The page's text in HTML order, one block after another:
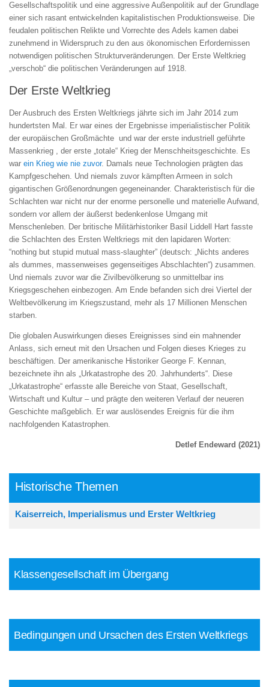
Gesellschaftspolitik und eine aggressive Außenpolitik auf der Grundlage
einer sich rasant entwickelnden kapitalistischen Produktionsweise. Die
feudalen politischen Relikte und Vorrechte des Adels kamen dabei
zunehmend in Widerspruch zu den aus ökonomischen Erfordernissen
notwendigen politischen Strukturveränderungen. Der Erste Weltkrieg
„verschob“ die politischen Veränderungen auf 1918.
Der Erste Weltkrieg
Der Ausbruch des Ersten Weltkriegs jährte sich im Jahr 2014 zum
hundertsten Mal. Er war eines der Ergebnisse imperialistischer Politik
der europäischen Großmächte und war der erste industriell geführte
Massenkrieg , der erste „totale“ Krieg der Menschheitsgeschichte. Es
war ein Krieg wie nie zuvor. Damals neue Technologien prägten das
Kampfgeschehen. Und niemals zuvor kämpften Armeen in solch
gigantischen Größenordnungen gegeneinander. Charakteristisch für die
Schlachten war nicht nur der enorme personelle und materielle Aufwand,
sondern vor allem der äußerst bedenkenlose Umgang mit
Menschenleben. Der britische Militärhistoriker Basil Liddell Hart fasste
die Schlachten des Ersten Weltkriegs mit den lapidaren Worten:
“nothing but stupid mutual mass-slaughter” (deutsch: „Nichts anderes
als dummes, massenweises gegenseitiges Abschlachten“) zusammen.
Und niemals zuvor war die Zivilbevölkerung so unmittelbar ins
Kriegsgeschehen einbezogen. Am Ende befanden sich drei Viertel der
Weltbevölkerung im Kriegszustand, mehr als 17 Millionen Menschen
starben.
Die globalen Auswirkungen dieses Ereignisses sind ein mahnender
Anlass, sich erneut mit den Ursachen und Folgen dieses Krieges zu
beschäftigen. Der amerikanische Historiker George F. Kennan,
bezeichnete ihn als „Urkatastrophe des 20. Jahrhunderts“. Diese
„Urkatastrophe“ erfasste alle Bereiche von Staat, Gesellschaft,
Wirtschaft und Kultur – und prägte den weiteren Verlauf der neueren
Geschichte maßgeblich. Er war auslösendes Ereignis für die ihm
nachfolgenden Katastrophen.
Detlef Endeward (2021)
Historische Themen
Kaiserreich, Imperialismus und Erster Weltkrieg
Klassengesellschaft im Übergang
Bedingungen und Ursachen des Ersten Weltkriegs